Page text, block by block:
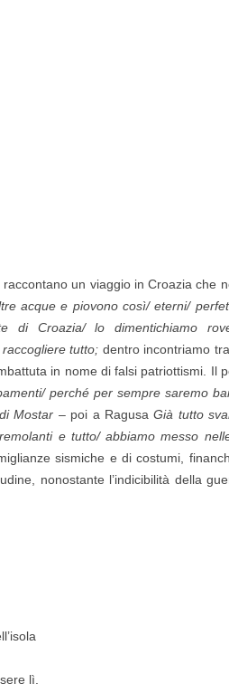
un viaggio in Croazia che
acque e piovono così/ eterni/
di Croazia/ lo dimentichiamo
tutto; dentro incontriamo
in nome di falsi patriottismi. Il
perché per sempre saremo
Mostar – poi a RagusaGià tutto
e tutto/ abbiamo messo
sismiche e di costumi,
nonostante l’indicibilità della
lì.